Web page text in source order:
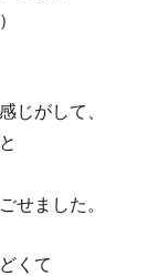
じがして、
せました。
くて